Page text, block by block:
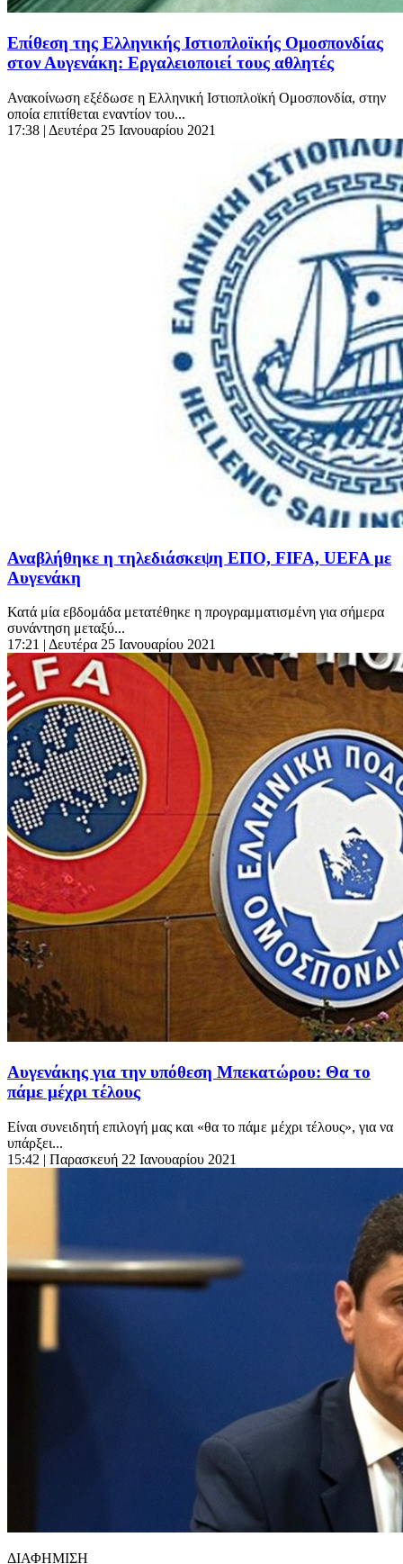
Επίθεση της Ελληνικής Ιστιοπλοϊκής Ομοσπονδίας
στον Αυγενάκη: Εργαλειοποιεί τους αθλητές
Ανακοίνωση εξέδωσε η Ελληνική Ιστιοπλοϊκή Ομοσπονδία, στην
οποία επιτίθεται εναντίον του...
17:38 | Δευτέρα 25 Ιανουαρίου 2021
Αναβλήθηκε η τηλεδιάσκεψη ΕΠΟ, FIFA, UEFA με
Αυγενάκη
Κατά μία εβδομάδα μετατέθηκε η προγραμματισμένη για σήμερα
συνάντηση μεταξύ...
17:21 | Δευτέρα 25 Ιανουαρίου 2021
Αυγενάκης για την υπόθεση Μπεκατώρου: Θα το
πάμε μέχρι τέλους
Είναι συνειδητή επιλογή μας και «θα το πάμε μέχρι τέλους», για να
υπάρξει...
15:42 | Παρασκευή 22 Ιανουαρίου 2021
ΔΙΑΦΗΜΙΣΗ